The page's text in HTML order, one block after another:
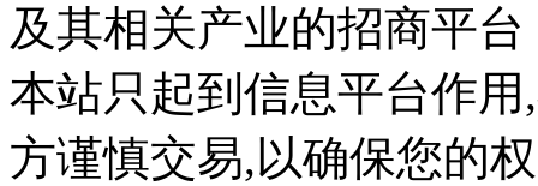
及其相关产业的招商平台
本站只起到信息平台作
方谨慎交易,以确保您的